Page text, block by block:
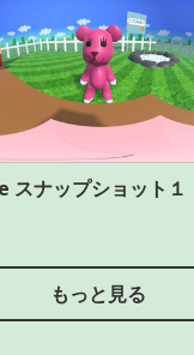
ナップショット１
もっと見る